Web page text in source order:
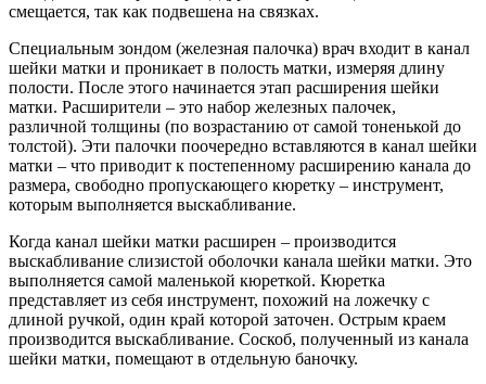
смещается, так как подвешена на связках.
Специальным зондом (железная палочка) врач входит в канал
шейки матки и проникает в полость матки, измеряя длину
полости. После этого начинается этап расширения шейки
матки. Расширители – это набор железных палочек,
различной толщины (по возрастанию от самой тоненькой до
толстой). Эти палочки поочередно вставляются в канал шейки
матки – что приводит к постепенному расширению канала до
размера, свободно пропускающего кюретку – инструмент,
которым выполняется выскабливание.
Когда канал шейки матки расширен – производится
выскабливание слизистой оболочки канала шейки матки. Это
выполняется самой маленькой кюреткой. Кюретка
представляет из себя инструмент, похожий на ложечку с
длиной ручкой, один край которой заточен. Острым краем
производится выскабливание. Соскоб, полученный из канала
шейки матки, помещают в отдельную баночку.